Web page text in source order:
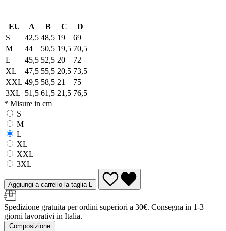
EU A B C
D
S
42,5 48,5 19
69
M
44 50,5 19,5 70,5
L
45,5 52,5 20
72
XL
47,5 55,5 20,5 73,5
XXL 49,5 58,5 21
75
3XL 51,5 61,5 21,5 76,5
* Misure in cm
S
M
L
XL
XXL
3XL
Aggiungi a carrello la taglia L
Spedizione gratuita per ordini superiori a 30€. Consegna in 1-3
giorni lavorativi in Italia.
Composizione